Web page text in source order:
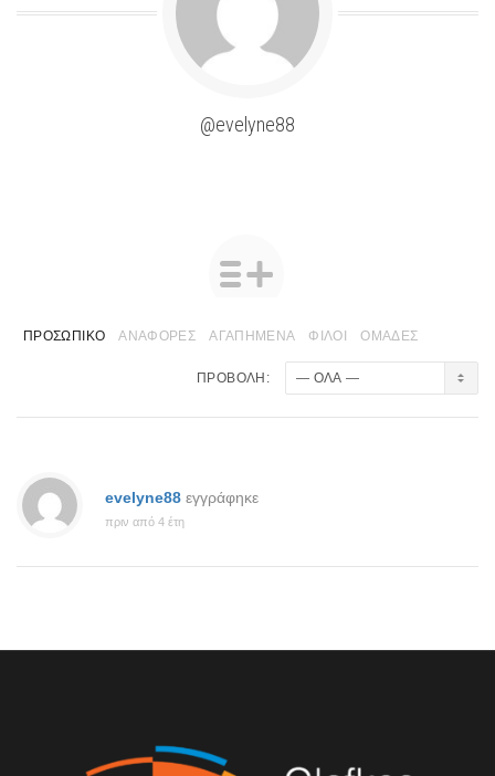
@evelyne88
ΠΡΟΣΩΠΙΚΌ ΑΝΑΦΟΡΈΣ ΑΓΑΠΗΜΈΝΑ ΦΊΛΟΙ ΟΜΆΔΕΣ
ΠΡΟΒΟΛΉ:
evelyne88 εγγράφηκε
πριν από 4 έτη